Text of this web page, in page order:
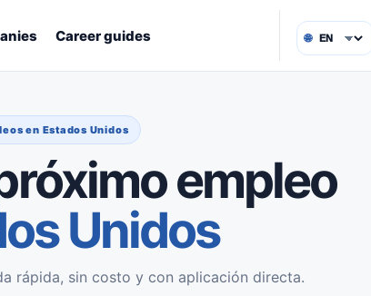
Career guides 🌐
en Estados Unidos
empleo
Unidos
rápida, sin costo y con aplicación directa.